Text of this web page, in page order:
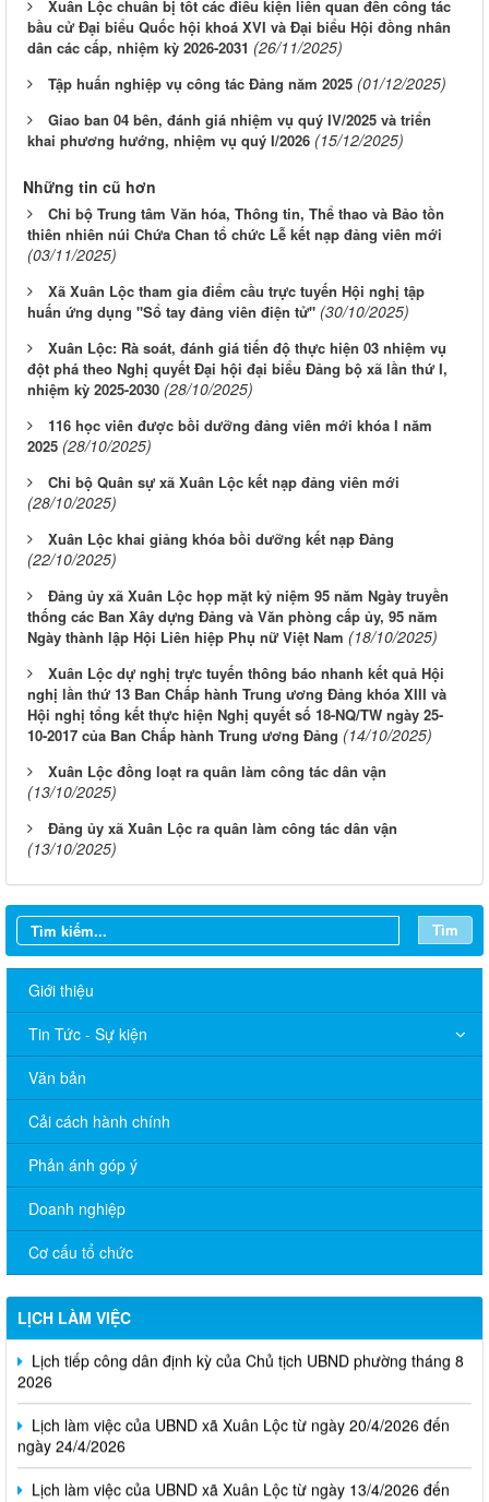
Xuân Lộc chuẩn bị tốt các điều kiện liên quan đến công tác
bầu cử Đại biểu Quốc hội khoá XVI và Đại biểu Hội đồng nhân
dân các cấp, nhiệm kỳ 2026-2031 (26/11/2025)
Tập huấn nghiệp vụ công tác Đảng năm 2025 (01/12/2025)
Giao ban 04 bên, đánh giá nhiệm vụ quý IV/2025 và triển
khai phương hướng, nhiệm vụ quý I/2026 (15/12/2025)
Những tin cũ hơn
Chi bộ Trung tâm Văn hóa, Thông tin, Thể thao và Bảo tồn
thiên nhiên núi Chứa Chan tổ chức Lễ kết nạp đảng viên mới
(03/11/2025)
Xã Xuân Lộc tham gia điểm cầu trực tuyến Hội nghị tập
huấn ứng dụng "Sổ tay đảng viên điện tử" (30/10/2025)
Xuân Lộc: Rà soát, đánh giá tiến độ thực hiện 03 nhiệm vụ
đột phá theo Nghị quyết Đại hội đại biểu Đảng bộ xã lần thứ I,
nhiệm kỳ 2025-2030 (28/10/2025)
116 học viên được bồi dưỡng đảng viên mới khóa I năm
2025 (28/10/2025)
Chi bộ Quân sự xã Xuân Lộc kết nạp đảng viên mới
(28/10/2025)
Xuân Lộc khai giảng khóa bồi dưỡng kết nạp Đảng
(22/10/2025)
Đảng ủy xã Xuân Lộc họp mặt kỷ niệm 95 năm Ngày truyền
thống các Ban Xây dựng Đảng và Văn phòng cấp ủy, 95 năm
Ngày thành lập Hội Liên hiệp Phụ nữ Việt Nam (18/10/2025)
Xuân Lộc dự nghị trực tuyến thông báo nhanh kết quả Hội
nghị lần thứ 13 Ban Chấp hành Trung ương Đảng khóa XIII và
Hội nghị tổng kết thực hiện Nghị quyết số 18-NQ/TW ngày 25-
10-2017 của Ban Chấp hành Trung ương Đảng (14/10/2025)
Xuân Lộc đồng loạt ra quân làm công tác dân vận
(13/10/2025)
Đảng ủy xã Xuân Lộc ra quân làm công tác dân vận
(13/10/2025)
Tìm
Giới thiệu
Tin Tức - Sự kiện
Văn bản
Cải cách hành chính
Phản ánh góp ý
Doanh nghiệp
Cơ cấu tổ chức
LỊCH LÀM VIỆC
Thông báo Lịch làm việc của UBND phường Xuân Lộc (Từ ngày
03/8/2026 đến ngày 07/8/2026)
Lịch tiếp công dân định kỳ của Chủ tịch UBND phường tháng 8
2026
Lịch làm việc của UBND xã Xuân Lộc từ ngày 20/4/2026 đến
ngày 24/4/2026
Lịch làm việc của UBND xã Xuân Lộc từ ngày 13/4/2026 đến
ngày 19/4/2026